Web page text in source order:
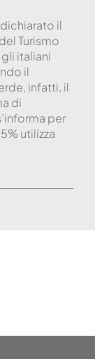
dichiarato il
Turismo
italiani
il
infatti, il
di
per
utilizza